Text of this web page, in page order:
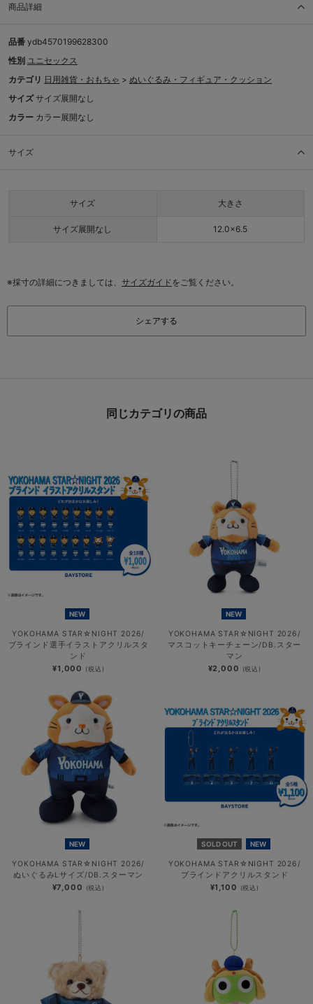
商品詳細
品番 ydb4570199628300
性別 ユニセックス
カテゴリ 日用雑貨・おもちゃ > ぬいぐるみ・フィギュア・クッション
サイズ サイズ展開なし
カラー カラー展開なし
サイズ
サイズ 大きさ
サイズ展開なし 12.0×6.5
※採寸の詳細につきましては、 サイズガイドをご覧ください。
シェアする
同じカテゴリの商品
NEW
YOKOHAMA STAR☆NIGHT 2026/
ブラインド選手イラストアクリルスタ
ンド
¥1,000 (税込)
NEW
YOKOHAMA STAR☆NIGHT 2026/
マスコットキーチェーン/DB.スター
マン
¥2,000 (税込)
NEW
YOKOHAMA STAR☆NIGHT 2026/
ぬいぐるみLサイズ/DB.スターマン
¥7,000 (税込)
SOLD OUT NEW
YOKOHAMA STAR☆NIGHT 2026/
ブラインドアクリルスタンド
¥1,100 (税込)